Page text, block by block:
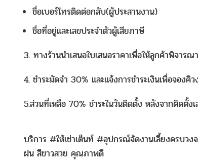
ชื่อเบอร์โทรติดต่อกลับ(ผู้ประสานงาน)
ชื่อที่อยู่และเลขประจำตัวผู้เสียภาษี
3. ทางร้านนำเสนอใบเสนอราคาเพื่อให้ลูกค้าพิจา
4. ชำระมัดจำ 30% และแจ้งการชำระเงินเพื่อจองคิว
5.ส่วนที่เหลือ 70% ชำระในวันติดตั้ง หลังจากติดตั้ง
บริการ #ให้เช่าเต็นท์ #อุปกรณ์จัดงานเลี้ยงครบว
ฝน สีขาวสวย คุณภาพดี